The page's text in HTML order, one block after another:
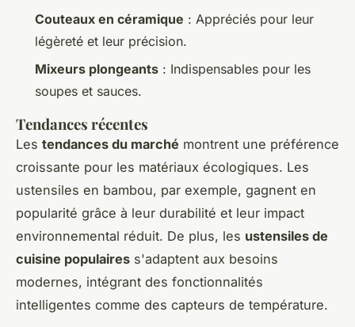
Couteaux en céramique : Appréciés pour leur
légèreté et leur précision.
Mixeurs plongeants : Indispensables pour les
soupes et sauces.
Tendances récentes
Les tendances du marché montrent une préférence
croissante pour les matériaux écologiques. Les
ustensiles en bambou, par exemple, gagnent en
popularité grâce à leur durabilité et leur impact
environnemental réduit. De plus, les ustensiles de
cuisine populaires s'adaptent aux besoins
modernes, intégrant des fonctionnalités
intelligentes comme des capteurs de température.